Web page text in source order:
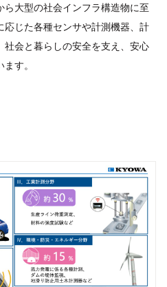
ら大型の社会インフラ構造物に至
応じた各種センサや計測機器、計
会と暮らしの安全を支え、安心
す。